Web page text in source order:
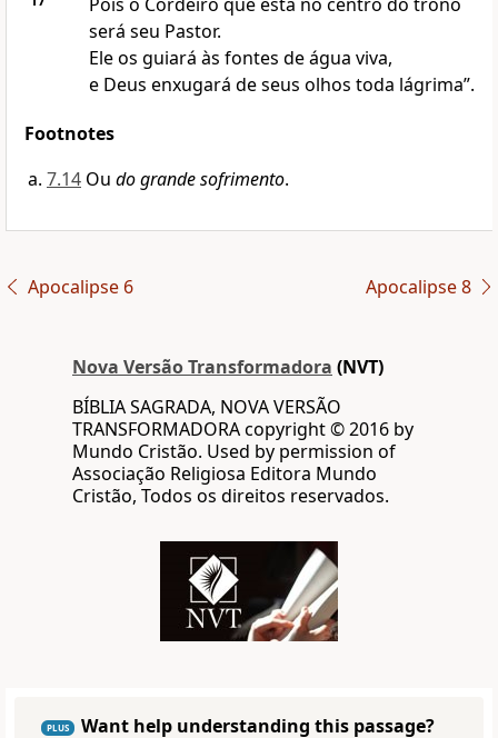
será seu Pastor.
Ele os guiará às fontes de água viva,
e Deus enxugará de seus olhos toda lágrima”.
Footnotes
7.14 Ou do grande sofrimento.
Apocalipse 6 Apocalipse 8
Nova Versão Transformadora (NVT)
BÍBLIA SAGRADA, NOVA VERSÃO
TRANSFORMADORA copyright © 2016 by
Mundo Cristão. Used by permission of
Associação Religiosa Editora Mundo
Cristão, Todos os direitos reservados.
PLUS
Want help understanding this passage?